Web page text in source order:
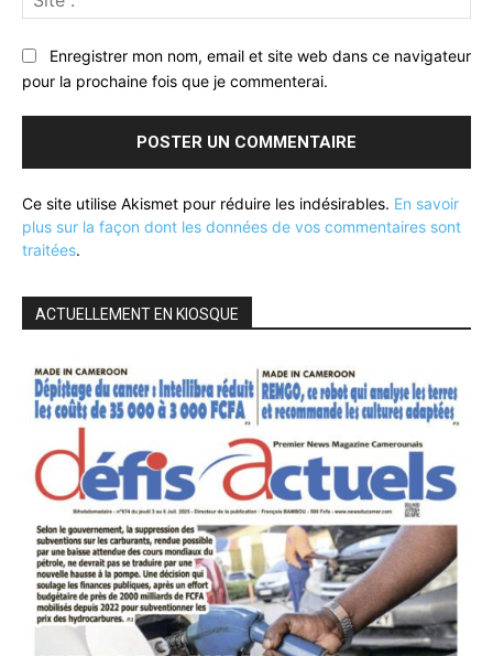
:
Enregistrer mon nom, email et site web dans ce navigateur
pour la prochaine fois que je commenterai.
Ce site utilise Akismet pour réduire les indésirables. En savoir
plus sur la façon dont les données de vos commentaires sont
traitées.
ACTUELLEMENT EN KIOSQUE